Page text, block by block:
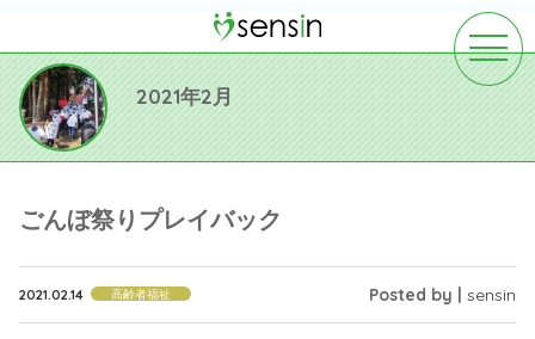
toggle
2021年2月
ごんぼ祭りプレイバック
2021.02.14 高齢者福祉 Posted by | sensin